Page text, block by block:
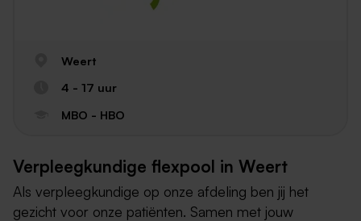
Weert
4 - 17 uur
MBO - HBO
Verpleegkundige flexpool in Weert
Als verpleegkundige op onze afdeling ben jij het
gezicht voor onze patiënten. Samen met jouw